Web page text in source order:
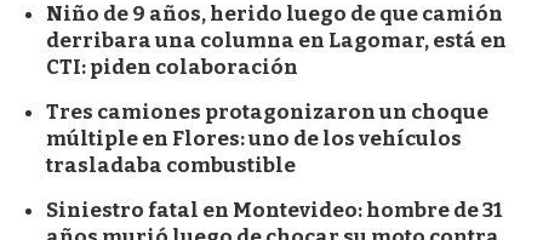
Niño de 9 años, herido luego de que camión
derribara una columna en Lagomar, está en
CTI: piden colaboración
Tres camiones protagonizaron un choque
múltiple en Flores: uno de los vehículos
trasladaba combustible
Siniestro fatal en Montevideo: hombre de 31